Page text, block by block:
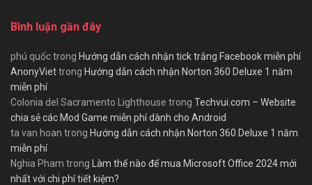
Bình luận gần đây
phú quốctrong Hướng dẫn cách nhận tick trắng Facebook miễn phí
AnonyViettrong Hướng dẫn cách nhận Norton 360 Deluxe 1 năm
miễn phí
Colonia del Sacramento Lighthouse trong Techvui.com – Website
chia sẻ các Mod Game miễn phí dành cho Android
ta van hoan trong Hướng dẫn cách nhận Norton 360 Deluxe 1 năm
miễn phí
Nghia Pham trong Làm thế nào để mua Microsoft Office 2024 mới
nhất với chi phí tiết kiệm?